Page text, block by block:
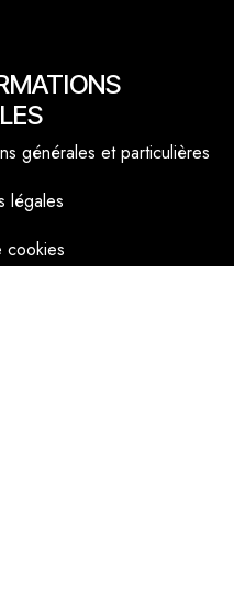
générales et particulières
légales
cookies